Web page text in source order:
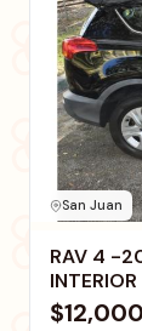
San Juan
RAV 4 -
INTERIOR
$12,000